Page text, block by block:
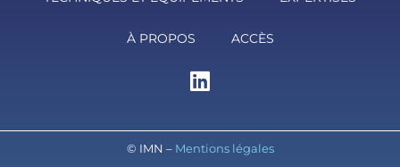
À PROPOS ACCÈS
© IMN – Mentions légales